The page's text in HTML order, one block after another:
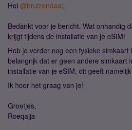
Hoi @hruizendaal,
Bedankt voor je bericht. Wat onhandig
krijgt tijdens de installatie van je eSIM!
Heb je verder nog een fysieke simkaart
belangrijk dat er geen andere simkaart
installatie van je eSIM, dit geeft
Ik hoor het graag van je!
Groetjes,
Roeqajja